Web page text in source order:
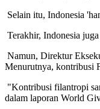
Selain itu, Indonesia
Terakhir, Indonesia
Namun, Direktur
Menurutnya, kontribusi
"Kontribusi filantropi
dalam laporan World